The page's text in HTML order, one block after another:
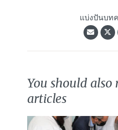
แบ่งปันบท
You should also
articles